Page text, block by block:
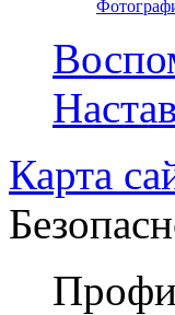
Карта